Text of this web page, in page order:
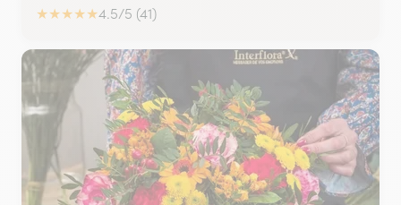
★★★★★4.5/5 (41)